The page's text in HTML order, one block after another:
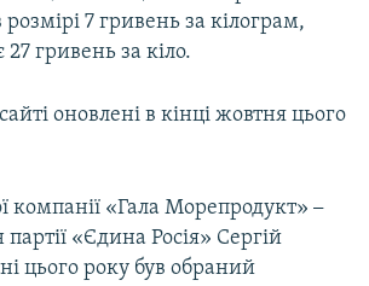
7 гривень за кілограм,
гривень за кіло.
оновлені в кінці жовтня цього
компанії «Гала Морепродукт» –
партії «Єдина Росія» Сергій
цього року був обраний